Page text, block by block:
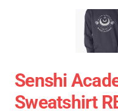
Senshi
Sweatshirt